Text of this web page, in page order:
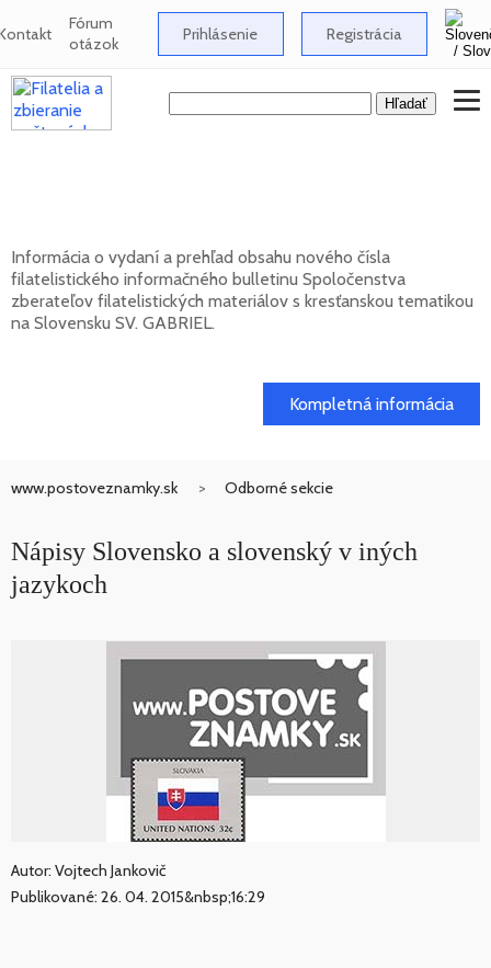
Fórum
otázok Prihlásenie Registrácia
Informácia o vydaní a prehľad obsahu nového čísla
filatelistického informačného bulletinu Spoločenstva
zberateľov filatelistických materiálov s kresťanskou tematikou
na Slovensku SV. GABRIEL.
Kompletná informácia
www.postoveznamky.sk Odborné sekcie
Nápisy Slovensko a slovenský v iných
jazykoch
Autor: Vojtech Jankovič
Publikované: 26. 04. 2015&nbsp;16:29